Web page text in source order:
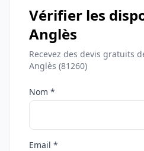
Vérifier les
Anglès
Recevez des devis gratuits
Anglès (81260)
Nom *
Email *